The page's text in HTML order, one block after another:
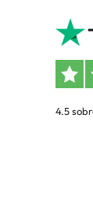
4.5